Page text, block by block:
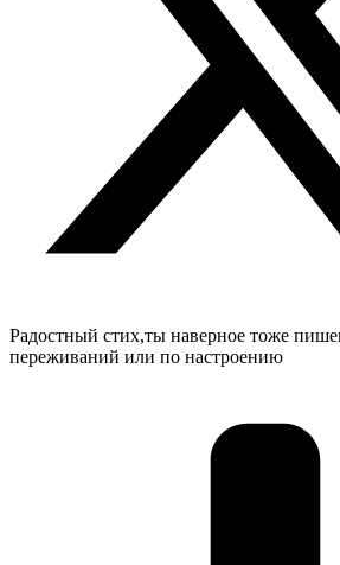
Радостный стих,ты наверное тоже
переживаний или по настроению